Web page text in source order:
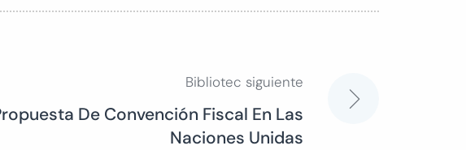
Bibliotec siguiente
De Convención Fiscal En Las
Naciones Unidas